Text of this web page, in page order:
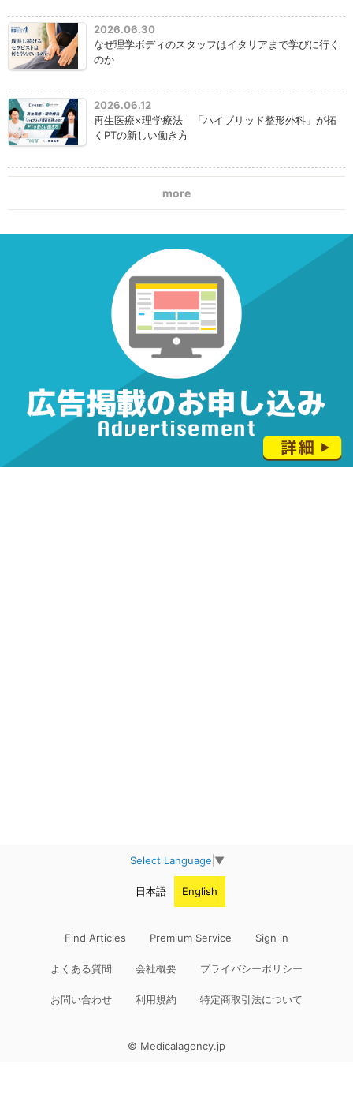
2026.06.30
なぜ理学ボディのスタッフはイタリアまで学びに行く
のか
2026.06.12
再生医療×理学療法｜「ハイブリッド整形外科」が拓
くPTの新しい働き方
more
Select Language ▼
日本語 English
Find Articles Premium Service Sign in
よくある質問 会社概要 プライバシーポリシー
お問い合わせ 利用規約 特定商取引法について
© Medicalagency.jp